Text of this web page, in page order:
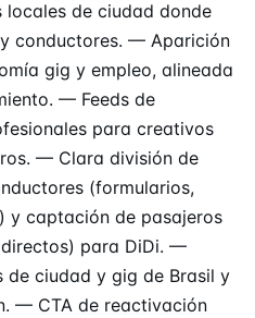
de ciudad donde
conductores. — Aparición
gig y empleo, alineada
— Feeds de
para creativos
— Clara división de
(formularios,
y captación de pasajeros
para DiDi. —
de ciudad y gig de Brasil y
— CTA de reactivación